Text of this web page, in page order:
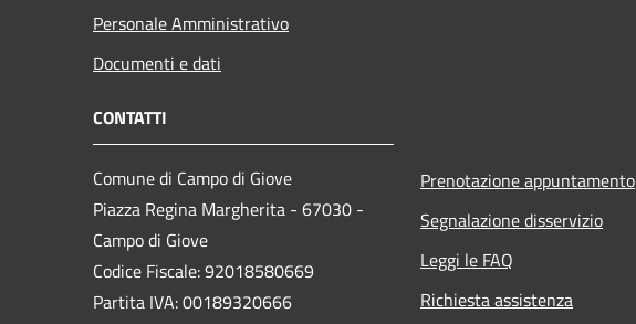
Personale Amministrativo
Documenti e dati
CONTATTI
Comune di Campo di Giove
Piazza Regina Margherita - 67030 -
Campo di Giove
Codice Fiscale: 92018580669
Partita IVA: 00189320666
Prenotazione appuntamento
Segnalazione disservizio
Leggi le FAQ
Richiesta assistenza